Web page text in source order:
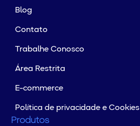
Blog
Contato
Trabalhe Conosco
Área Restrita
E-commerce
Política de privacidade e Cookies
Produtos